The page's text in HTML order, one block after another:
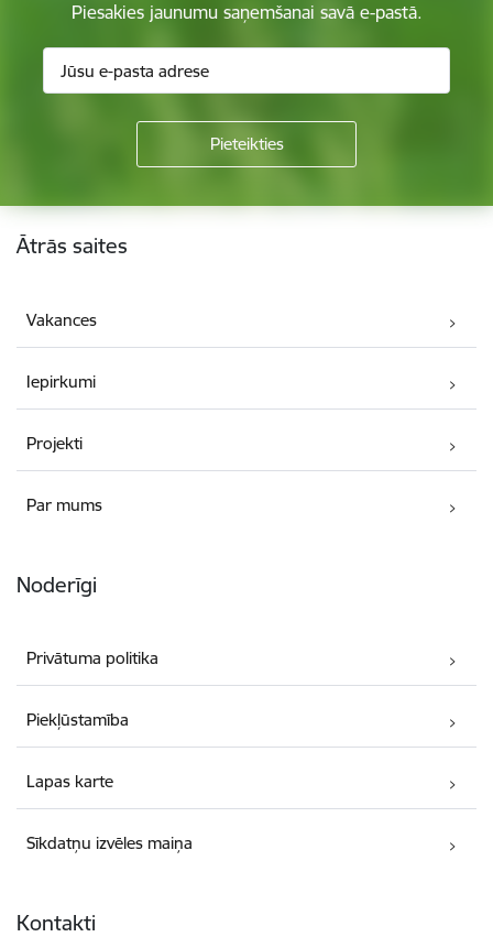
Piesakies jaunumu saņemšanai savā e-pastā.
Kājene
Ātrās saites
Vakances
Iepirkumi
Projekti
Par mums
Noderīgi
Privātuma politika
Piekļūstamība
Lapas karte
Sīkdatņu izvēles maiņa
Kontakti